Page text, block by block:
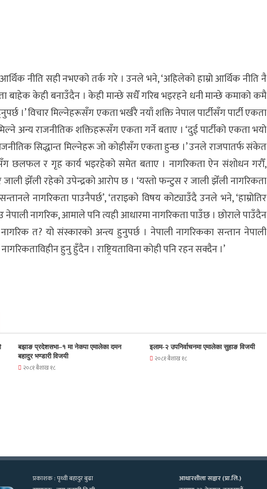
नीति सही नभएको तर्क गरे । उनले भने, ‘अहिलेको हाम्रो आर्थिक नीति नै
बाहेक केही बनाउँदैन । केही मान्छे सधैँ गरिब भइरहने धनी मान्छे कमाको कमै
।’ विचार मिल्नेहरूसँग एकता भर्खरै नयाँ शक्ति नेपाल पार्टीसँग पार्टी एकता
अन्य राजनीतिक शक्तिहरूसँग एकता गर्ने बताए । ‘दुई पार्टीको एकता भयो
राजनीतिक सिद्धान्त मिल्नेहरू जो कोहीसँग एकता हुन्छ ।’ उनले राजपातर्फ संकेत
छलफल र गृह कार्य भइरहेको समेत बताए । नागरिकता ऐन संशोधन गरौँ,
झेँली रहेको उपेन्द्रको आरोप छ । ‘यस्तो फन्टुस र जाली झेँली नागरिकता
नागरिकता पाउनैपर्छ’, ‘तराइको विषय कोट्याउँदै उनले भने, ‘हाम्रोतिर
नेपाली नागरिक, आमाले पनि त्यही आधारमा नागरिकता पाउँछ । छोराले पाउँदैन
त? यो संस्कारको अन्त्य हुनुपर्छ । नेपाली नागरिकका सन्तान नेपाली
हुनु हुँदैन । राष्ट्रियताविना कोही पनि रहन सक्दैन ।’
बझाङ प्रदेशसभा–१ मा नेकपा एमालेका दमन
बहादुर भण्डारी विजयी
२०८१ बैशाख १८
इलाम-२ उपनिर्वाचनमा एमालेका सुहाङ विजयी
२०८१ बैशाख १८
प्रकाशक : पृथ्वी बहादुर बुढा
आधारशीला सञ्चार (प्रा.लि.)